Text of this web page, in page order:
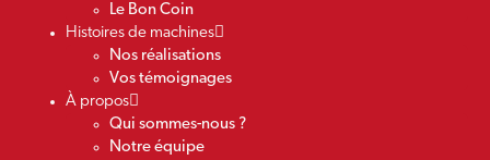
Le Bon Coin
Histoires de machines
Nos réalisations
Vos témoignages
À propos
Qui sommes-nous ?
Notre équipe